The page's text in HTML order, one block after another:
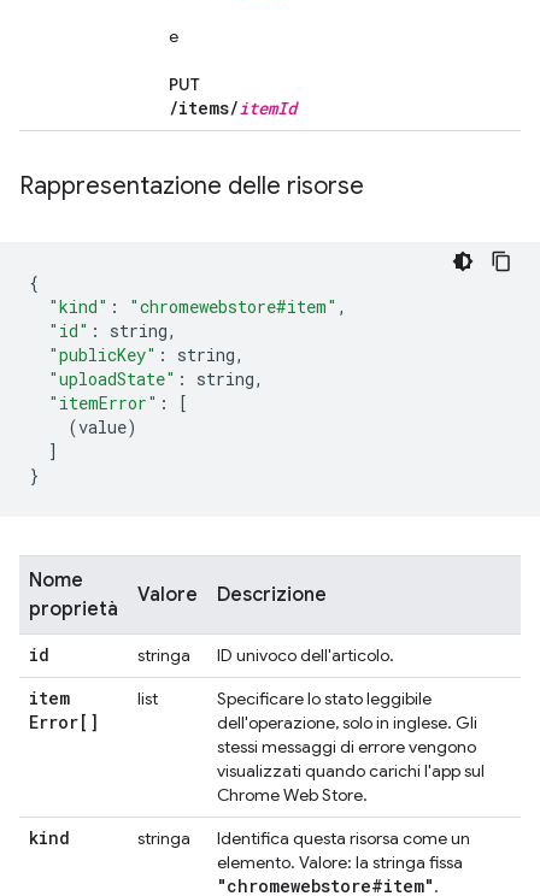
e
PUT
/items/itemId
Rappresentazione delle risorse
{
"kind" : "chromewebstore#item" ,
"id" : string,
"publicKey" : string,
"uploadState" : string,
"itemError" :
[
(value)
]
}
Nome
proprietà
Valore Descrizione
id stringa ID univoco dell'articolo.
item
Error[]
list
Specificare lo stato leggibile
dell'operazione, solo in inglese. Gli
stessi messaggi di errore vengono
visualizzati quando carichi l'app sul
Chrome Web Store.
kind stringa
Identifica questa risorsa come un
elemento. Valore: la stringa fissa
"chromewebstore#item".